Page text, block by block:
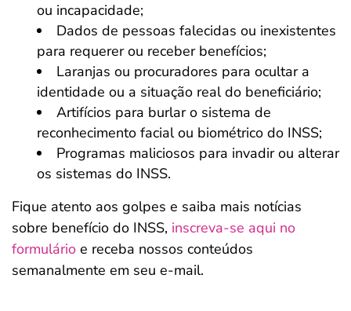
ou incapacidade;
Dados de pessoas falecidas ou inexistentes
para requerer ou receber benefícios;
Laranjas ou procuradores para ocultar a
identidade ou a situação real do beneficiário;
Artifícios para burlar o sistema de
reconhecimento facial ou biométrico do INSS;
Programas maliciosos para invadir ou alterar
os sistemas do INSS.
Fique atento aos golpes e saiba mais notícias
sobre benefício do INSS, inscreva-se aqui no
formulário e receba nossos conteúdos
semanalmente em seu e-mail.